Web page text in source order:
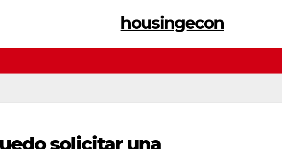
housingecon
solicitar una